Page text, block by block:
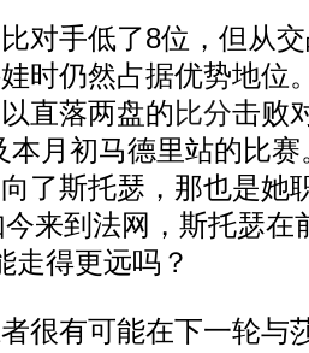
手低了8位，但从交
时仍然占据优势地位
直落两盘的 比分击败
本月初马德里站的比
向了斯托瑟，那也是她
来到法网，斯托瑟在
走得更远吗？
有可能在下一轮与